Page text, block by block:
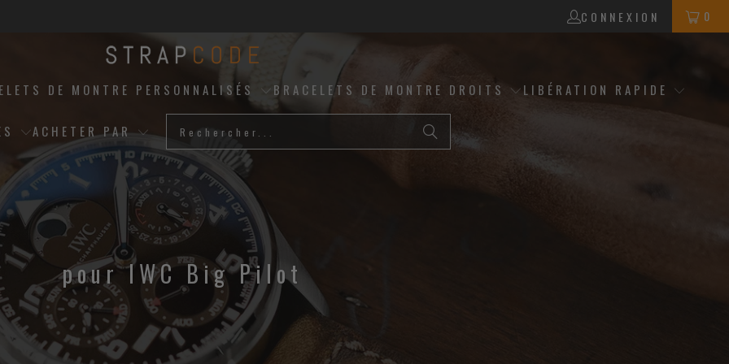
CONNEXION 0
DE MONTRE PERSONNALISÉS BRACELETS DE MONTRE DROITS LIBÉRATION RAPIDE
ACHETER PAR
pour IWC Big Pilot